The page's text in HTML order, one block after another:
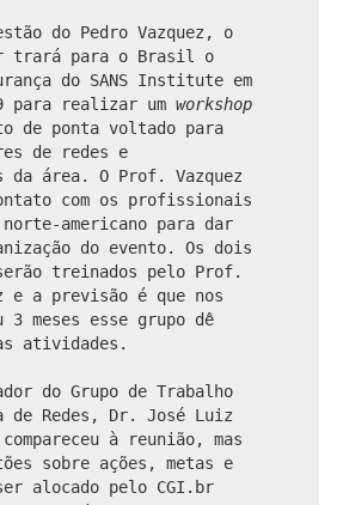
do Pedro Vazquez, o
trará para o Brasil o
do SANS Institute em
para realizar um workshop
de ponta voltado para
de redes e
da área. O Prof. Vazquez
com os profissionais
americano para dar
do evento. Os dois
treinados pelo Prof.
e a previsão é que nos
3 meses esse grupo dê
atividades.
do Grupo de Trabalho
de Redes, Dr. José Luiz
à reunião, mas
sobre ações, metas e
alocado pelo CGI.br